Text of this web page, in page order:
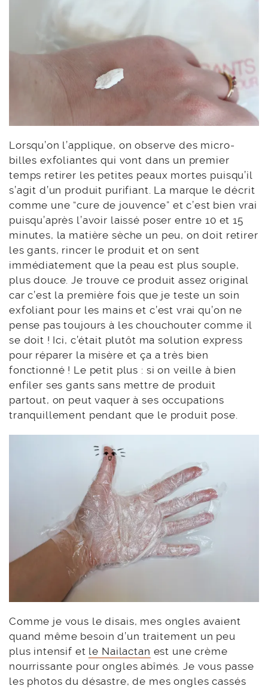
Lorsqu’on l’applique, on observe des micro-
billes exfoliantes qui vont dans un premier
temps retirer les petites peaux mortes puisqu’il
s’agit d’un produit purifiant. La marque le décrit
comme une “cure de jouvence” et c’est bien vrai
puisqu’après l’avoir laissé poser entre 10 et 15
minutes, la matière sèche un peu, on doit retirer
les gants, rincer le produit et on sent
immédiatement que la peau est plus souple,
plus douce. Je trouve ce produit assez original
car c’est la première fois que je teste un soin
exfoliant pour les mains et c’est vrai qu’on ne
pense pas toujours à les chouchouter comme il
se doit ! Ici, c’était plutôt ma solution express
pour réparer la misère et ça a très bien
fonctionné ! Le petit plus : si on veille à bien
enfiler ses gants sans mettre de produit
partout, on peut vaquer à ses occupations
tranquillement pendant que le produit pose.
Comme je vous le disais, mes ongles avaient
quand même besoin d’un traitement un peu
plus intensif et le Nailactan est une crème
nourrissante pour ongles abîmés. Je vous passe
les photos du désastre, de mes ongles cassés